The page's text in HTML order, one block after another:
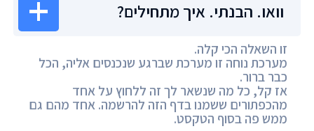
וואו. הבנתי. איך מתחילים?
זו השאלה הכי קלה.
מערכת נוחה זו מערכת שברגע שנכנסים אליה, הכל
כבר ברור.
אז קל, כל מה שנשאר לך זה ללחוץ על אחד
מהכפתורים ששמנו בדף הזה להרשמה. אחד מהם גם
ממש פה בסוף הטקסט.